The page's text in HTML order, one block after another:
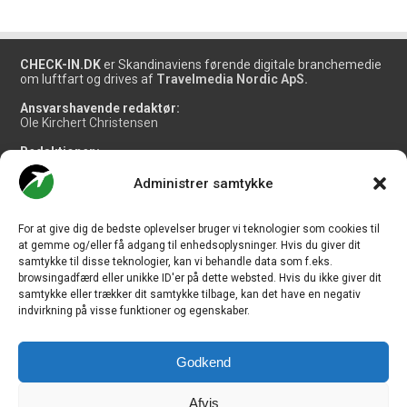
Administrer samtykke
For at give dig de bedste oplevelser bruger vi teknologier som cookies til
at gemme og/eller få adgang til enhedsoplysninger. Hvis du giver dit
samtykke til disse teknologier, kan vi behandle data som f.eks.
browsingadfærd eller unikke ID'er på dette websted. Hvis du ikke giver dit
samtykke eller trækker dit samtykke tilbage, kan det have en negativ
indvirkning på visse funktioner og egenskaber.
Godkend
Afvis
CHECK-IN.DK er Skandinaviens førende digitale branchemedie
om luftfart og drives af Travelmedia Nordic ApS.
Ansvarshavende redaktør:
Ole Kirchert Christensen
Redaktionen:
Christian Granhøj Skouboe
Henrik Baumgarten
Danny Longhi Andreasen
Salg og jobannoncer:
salg@travelmedianordic.com
Vi tager ansvar for indholdet og er tilmeldt